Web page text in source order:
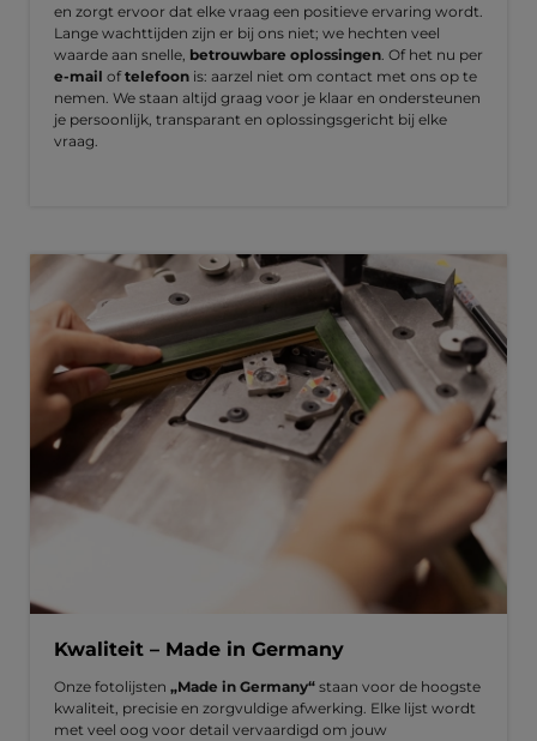
en zorgt ervoor dat elke vraag een positieve ervaring wordt.
Lange wachttijden zijn er bij ons niet; we hechten veel
waarde aan snelle, betrouwbare oplossingen . Of het nu per
e-mail oftelefoon is: aarzel niet om contact met ons op te
nemen. We staan altijd graag voor je klaar en ondersteunen
je persoonlijk, transparant en oplossingsgericht bij elke
vraag.
Kwaliteit – Made in Germany
Onze fotolijsten „Made in Germany“ staan voor de hoogste
kwaliteit, precisie en zorgvuldige afwerking. Elke lijst wordt
met veel oog voor detail vervaardigd om jouw